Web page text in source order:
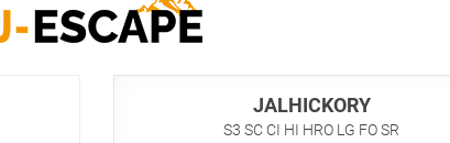
JALHICKORY
S3 SC CI HI HRO LG FO SR